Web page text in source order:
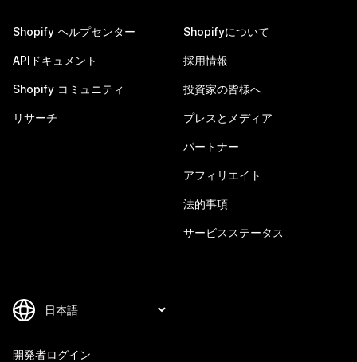
Shopify ヘルプセンター
APIドキュメント
Shopify コミュニティ
リサーチ
Shopifyについて
採用情報
投資家の皆様へ
プレスとメディア
パートナー
アフィリエイト
法的事項
サービスステータス
開発者ログイン